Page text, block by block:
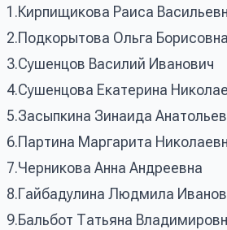
1.Кирпищикова Раиса
2.Подкорытова Ольга Борисовна
3.Сушенцов Василий Иванович
4.Сушенцова Екатерина
5.Засыпкина Зинаида
6.Партина Маргарита
7.Черникова Анна Андреевна
8.Гайбадулина Людмила
9.Бальбот Татьяна